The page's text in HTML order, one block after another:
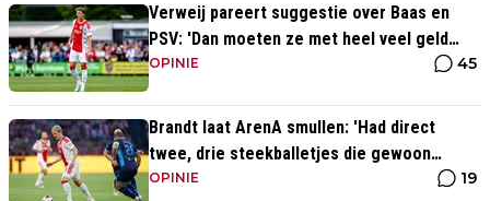
Verweij pareert suggestie over Baas en
PSV: 'Dan moeten ze met heel veel geld
over de brug komen'
OPINIE 45
Brandt laat ArenA smullen: 'Had direct
twee, drie steekballetjes die gewoon
perfect waren'
OPINIE 19